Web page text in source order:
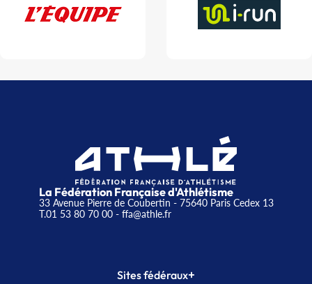
La Fédération Française d'Athlétisme
33 Avenue Pierre de Coubertin - 75640 Paris Cedex 13
T.01 53 80 70 00- ffa@athle.fr
Sites fédéraux+